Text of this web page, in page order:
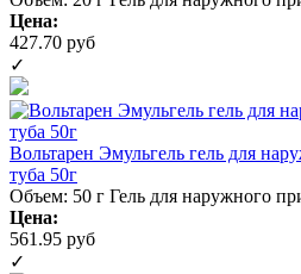
Цена:
427.70 руб
✓
Вольтарен Эмульгель гель для
туба 50г
Объем: 50 г Гель для наружного
Цена:
561.95 руб
✓